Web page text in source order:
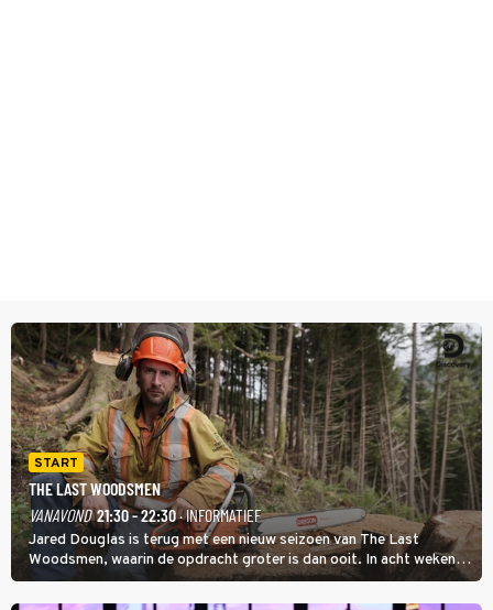
START
THE LAST WOODSMEN
VANAVOND 21:30 - 22:30· INFORMATIEF
Jared Douglas is terug met een nieuw seizoen van The Last
Woodsmen, waarin de opdracht groter is dan ooit. In acht weken
tijd probeert hij een miljoen dollar bij elkaar te vergaren om de
toekomst van het houthakkersbedrijf te verzekeren.